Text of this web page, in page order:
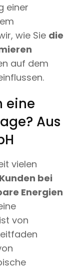
einer
wie Sie die
auf dem
eine
Aus
vielen
bei
Energien
von